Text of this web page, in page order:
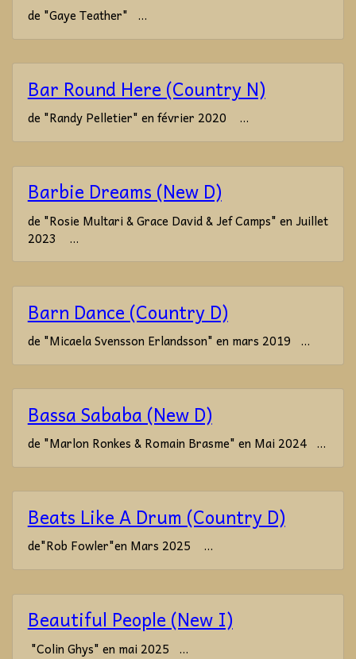
de "Gaye Teather" ...
Bar Round Here (Country N)
de "Randy Pelletier" en février 2020 ...
Barbie Dreams (New D)
de "Rosie Multari & Grace David & Jef Camps" en Juillet
2023 ...
Barn Dance (Country D)
de "Micaela Svensson Erlandsson" en mars 2019 ...
Bassa Sababa (New D)
de "Marlon Ronkes & Romain Brasme" en Mai 2024 ...
Beats Like A Drum (Country D)
de"Rob Fowler"en Mars 2025 ...
Beautiful People (New I)
"Colin Ghys" en mai 2025 ...